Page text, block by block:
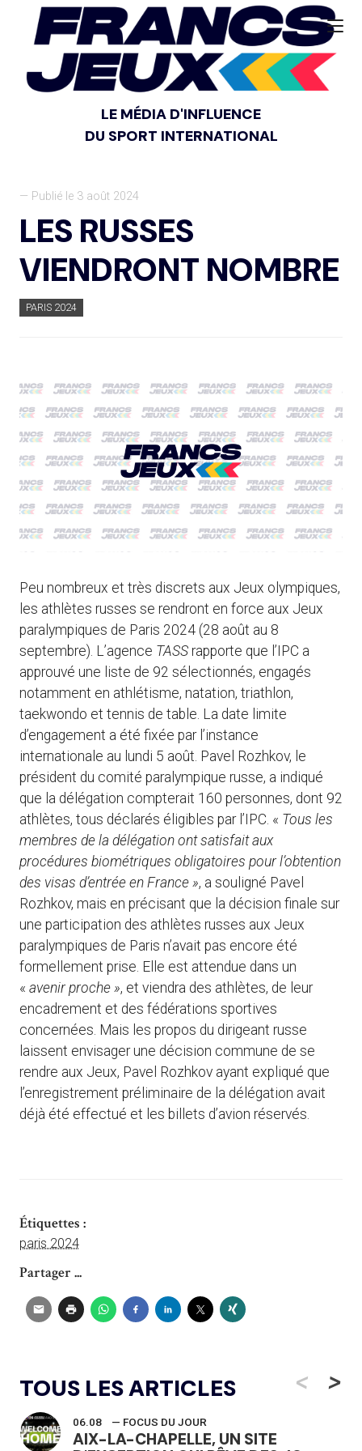
LE MÉDIA D'INFLUENCE
DU SPORT INTERNATIONAL
— Publié le 3 août 2024
LES RUSSES
VIENDRONT NOMBRE
PARIS 2024
Peu nombreux et très discrets aux Jeux olympiques,
les athlètes russes se rendront en force aux Jeux
paralympiques de Paris 2024 (28 août au 8
septembre). L’agence TASS rapporte que l’IPC a
approuvé une liste de 92 sélectionnés, engagés
notamment en athlétisme, natation, triathlon,
taekwondo et tennis de table. La date limite
d’engagement a été fixée par l’instance
internationale au lundi 5 août. Pavel Rozhkov, le
président du comité paralympique russe, a indiqué
que la délégation compterait 160 personnes, dont 92
athlètes, tous déclarés éligibles par l’IPC. « Tous les
membres de la délégation ont satisfait aux
procédures biométriques obligatoires pour l’obtention
des visas d’entrée en France », a souligné Pavel
Rozhkov, mais en précisant que la décision finale sur
une participation des athlètes russes aux Jeux
paralympiques de Paris n’avait pas encore été
formellement prise. Elle est attendue dans un
« avenir proche », et viendra des athlètes, de leur
encadrement et des fédérations sportives
concernées. Mais les propos du dirigeant russe
laissent envisager une décision commune de se
rendre aux Jeux, Pavel Rozhkov ayant expliqué que
l’enregistrement préliminaire de la délégation avait
déjà été effectué et les billets d’avion réservés.
Étiquettes :
paris 2024
Partager ...
TOUS LES ARTICLES <
06.08 — FOCUS DU JOUR
AIX-LA-CHAPELLE, UN SITE
>